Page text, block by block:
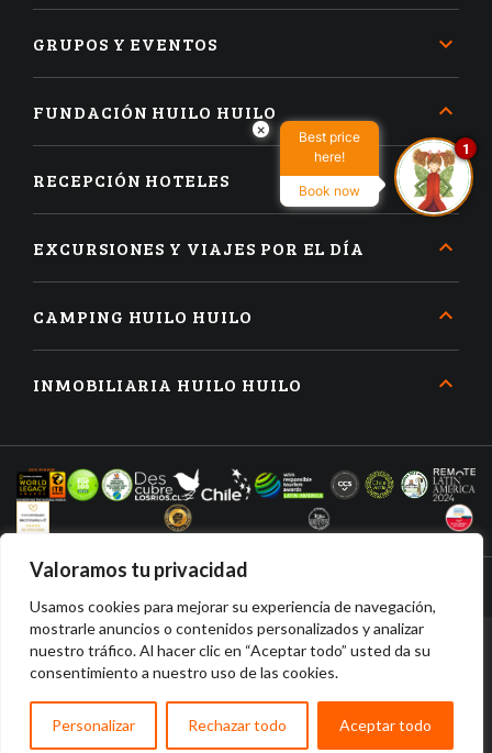
Valoramos tu privacidad
Usamos cookies para mejorar su experiencia de navegación,
mostrarle anuncios o contenidos personalizados y analizar
nuestro tráfico. Al hacer clic en “Aceptar todo” usted da su
consentimiento a nuestro uso de las cookies.
Personalizar Rechazar todo Aceptar todo
GRUPOS Y EVENTOS
FUNDACIÓN HUILO HUILO
RECEPCIÓN HOTELES
EXCURSIONES Y VIAJES POR EL DÍA
CAMPING HUILO HUILO
INMOBILIARIA HUILO HUILO
HUILO HUILO DESARROLLO INMOBILIARIO SPA • RUT: 96.910.210-2 •
RESERVAR
ALOJAMIENTO
COMPRAR
TICKETS
home search menu
×
Best price
here!
Book now
1